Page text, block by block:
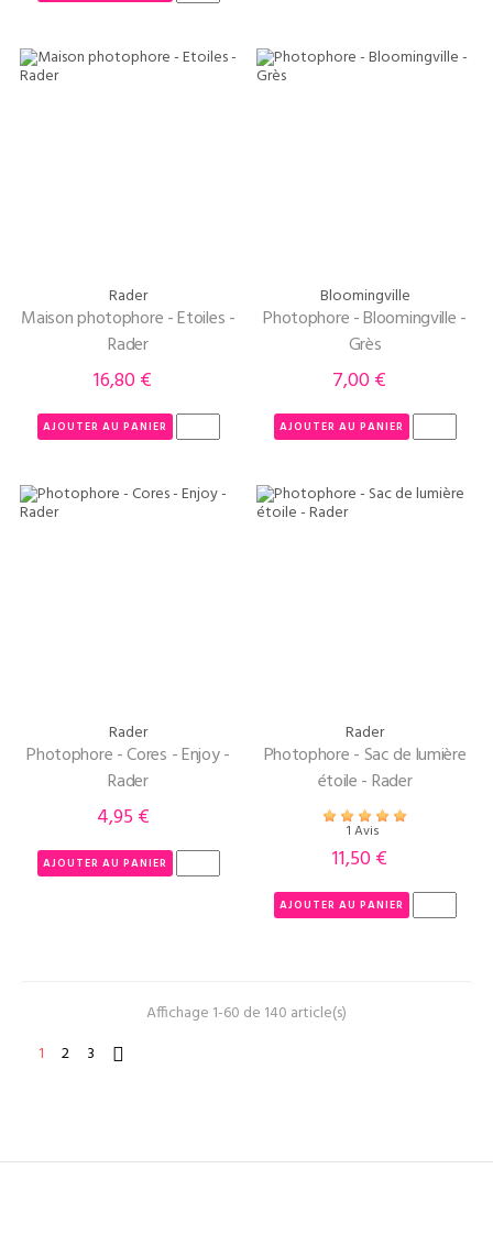
Rader
Maison photophore - Etoiles -
Rader
Prix
16,80 €
AJOUTER AU PANIER
Bloomingville
Photophore - Bloomingville -
Grès
Prix
7,00 €
AJOUTER AU PANIER
Rader
Photophore - Cores - Enjoy -
Rader
Prix
4,95 €
AJOUTER AU PANIER
Rader
Photophore - Sac de lumière
étoile - Rader
1 Avis
Prix
11,50 €
AJOUTER AU PANIER
Affichage 1-60 de 140 article(s)
1
2 3